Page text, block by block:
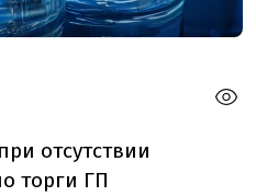
отсутствии
торги ГП